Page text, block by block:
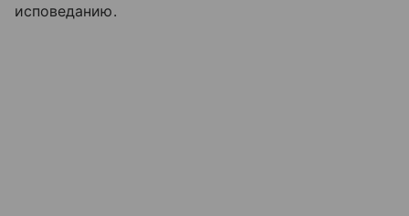
исповеданию.